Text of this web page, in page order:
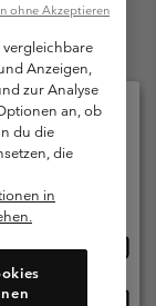
1, 5101
Garantie
Anzeigen,
zur Analyse
an, ob
du die
die
in
ohne Akzeptieren
Sprache